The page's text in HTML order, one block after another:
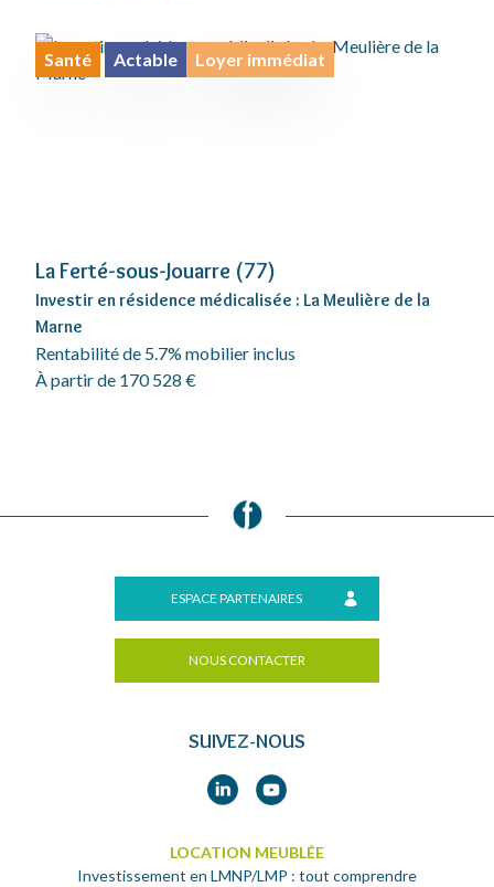
Santé Actable Loyer immédiat
La Ferté-sous-Jouarre (77)
Investir en résidence médicalisée : La Meulière de la
Marne
Rentabilité de 5.7% mobilier inclus
À partir de 170 528 €
ESPACE PARTENAIRES
NOUS CONTACTER
SUIVEZ-NOUS
LOCATION MEUBLÉE
Investissement en LMNP/LMP : tout comprendre